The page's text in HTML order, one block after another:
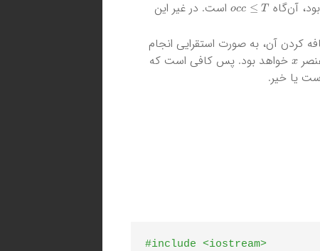
بود،‌ آن‌گاه
است. در غیر این
کردن آن، به صورت استقرایی انجام
xخواهد بود. پس کافی است که
یا خیر.
#include <iostream>